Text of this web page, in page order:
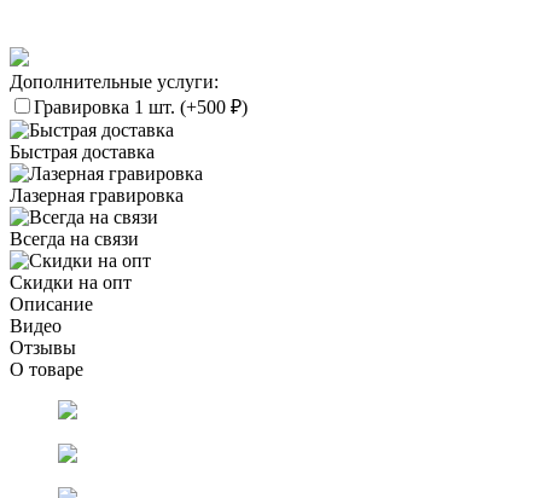
Дополнительные услуги:
Гравировка 1 шт. (+500 ₽)
Быстрая доставка
Лазерная гравировка
Всегда на связи
Скидки на опт
Описание
Видео
Отзывы
О товаре